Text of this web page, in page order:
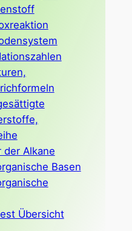
der Alkane
Basen
Übersicht